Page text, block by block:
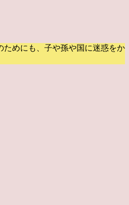
ためにも、子や孫や国に迷惑をか